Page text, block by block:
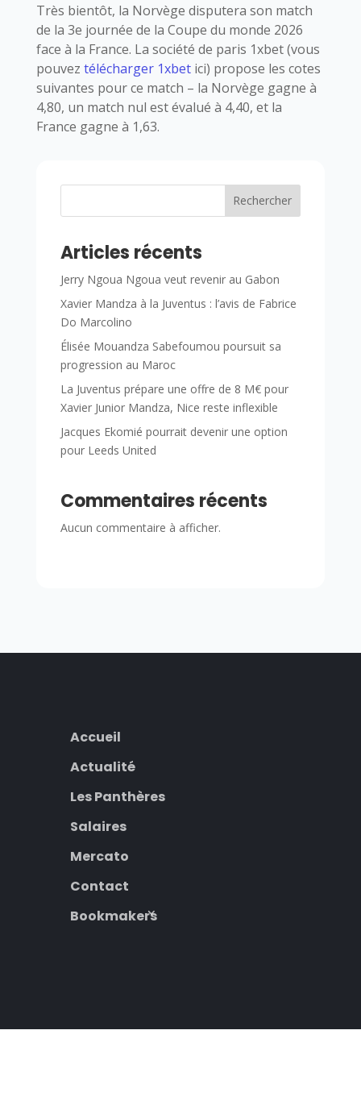
Très bientôt, la Norvège disputera son match
de la 3e journée de la Coupe du monde 2026
face à la France. La société de paris 1xbet (vous
pouvez télécharger 1xbetici) propose les cotes
suivantes pour ce match – la Norvège gagne à
4,80, un match nul est évalué à 4,40, et la
France gagne à 1,63.
Rechercher
Articles récents
Jerry Ngoua Ngoua veut revenir au Gabon
Xavier Mandza à la Juventus : l’avis de Fabrice
Do Marcolino
Élisée Mouandza Sabefoumou poursuit sa
progression au Maroc
La Juventus prépare une offre de 8 M€ pour
Xavier Junior Mandza, Nice reste inflexible
Jacques Ekomié pourrait devenir une option
pour Leeds United
Commentaires récents
Aucun commentaire à afficher.
Accueil
Actualité
Les Panthères
Salaires
Mercato
Contact
Bookmakers